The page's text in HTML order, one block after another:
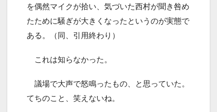
を偶然マイクが拾い、気づいた西村が聞き咎め
たために騒ぎが大きくなったというのが実態で
ある。（同、引用終わり）
これは知らなかった。
議場で大声で怒鳴ったもの、と思っていた。
てちのこと、笑えないね。